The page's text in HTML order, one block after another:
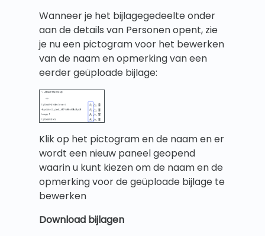
Wanneer je het bijlagegedeelte onder
aan de details van Personen opent, zie
je nu een pictogram voor het bewerken
van de naam en opmerking van een
eerder geüploade bijlage:
Klik op het pictogram en de naam en er
wordt een nieuw paneel geopend
waarin u kunt kiezen om de naam en de
opmerking voor de geüploade bijlage te
bewerken
Download bijlagen